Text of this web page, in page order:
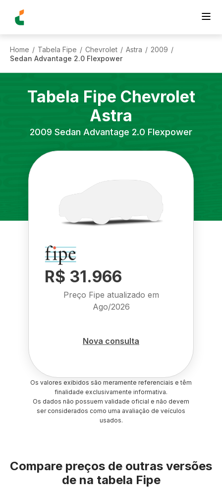
Home / Tabela Fipe / Chevrolet / Astra / 2009 /
Sedan Advantage 2.0 Flexpower
Tabela Fipe Chevrolet
Astra
2009 Sedan Advantage 2.0 Flexpower
R$ 31.966
Preço Fipe atualizado em
Ago/2026
Nova consulta
Os valores exibidos são meramente referenciais e têm
finalidade exclusivamente informativa.
Os dados não possuem validade oficial e não devem
ser considerados como uma avaliação de veículos
usados.
Compare preços de outras versões
de na tabela Fipe